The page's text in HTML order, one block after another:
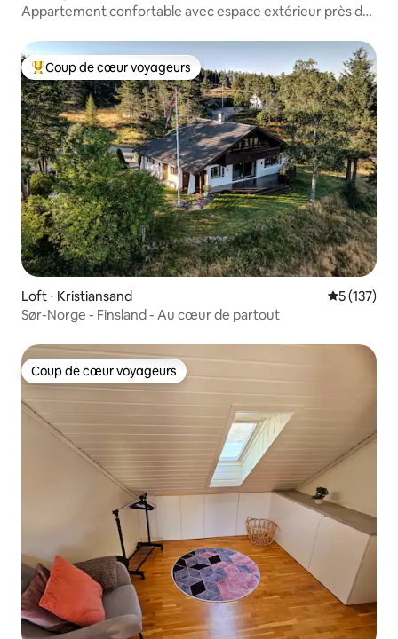
Appartement confortable avec espace extérieur près de
Coups de cœur voyageurs les plus appréciés
Coup de cœur voyageurs
Loft ⋅ Kristiansand Évaluation
5 (137)
Sør-Norge - Finsland - Au cœur de partout
Coup de cœur voyageurs
Coup de cœur voyageurs